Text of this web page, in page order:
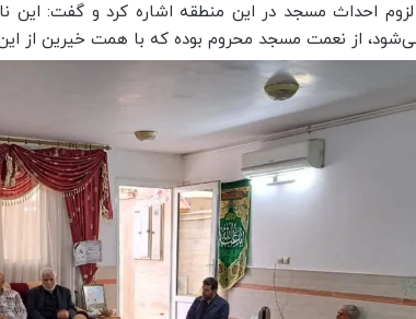
لزوم احداث مسجد در این منطقه اشاره کرد و گفت: این
از نعمت مسجد محروم بوده که با همت خیرین از